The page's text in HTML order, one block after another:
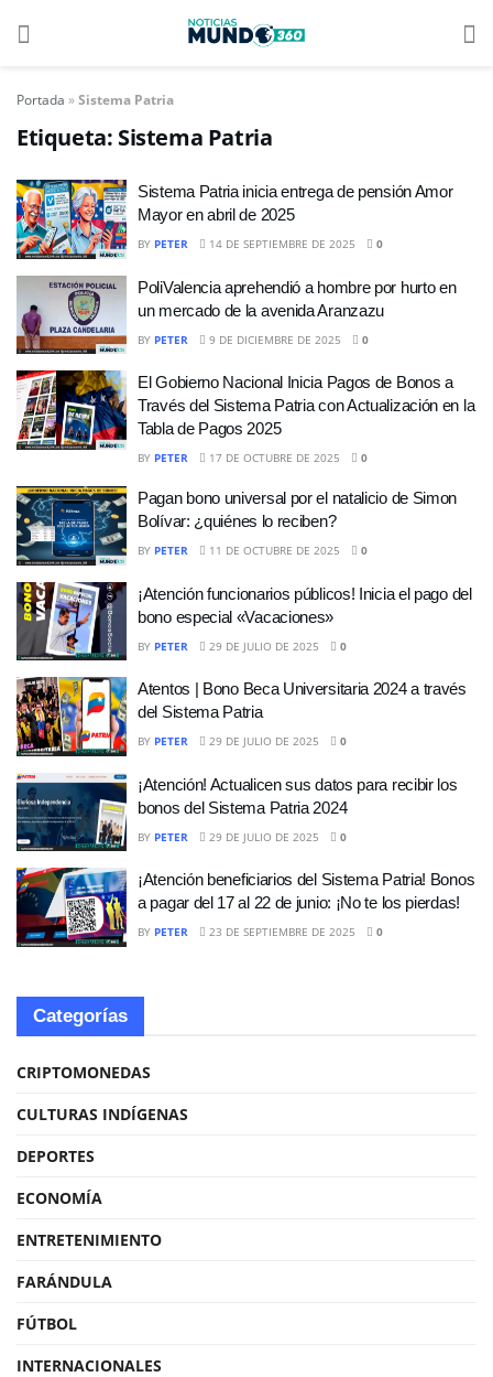
Portada »Sistema Patria
Etiqueta: Sistema Patria
Sistema Patria inicia entrega de pensión Amor
Mayor en abril de 2025
BY PETER 14 DE SEPTIEMBRE DE 2025 0
PoliValencia aprehendió a hombre por hurto en
un mercado de la avenida Aranzazu
BY PETER 9 DE DICIEMBRE DE 2025 0
El Gobierno Nacional Inicia Pagos de Bonos a
Través del Sistema Patria con Actualización en la
Tabla de Pagos 2025
BY PETER 17 DE OCTUBRE DE 2025 0
Pagan bono universal por el natalicio de Simon
Bolívar: ¿quiénes lo reciben?
BY PETER 11 DE OCTUBRE DE 2025 0
¡Atención funcionarios públicos! Inicia el pago del
bono especial «Vacaciones»
BY PETER 29 DE JULIO DE 2025 0
Atentos | Bono Beca Universitaria 2024 a través
del Sistema Patria
BY PETER 29 DE JULIO DE 2025 0
¡Atención! Actualicen sus datos para recibir los
bonos del Sistema Patria 2024
BY PETER 29 DE JULIO DE 2025 0
¡Atención beneficiarios del Sistema Patria! Bonos
a pagar del 17 al 22 de junio: ¡No te los pierdas!
BY PETER 23 DE SEPTIEMBRE DE 2025 0
Categorías
CRIPTOMONEDAS
CULTURAS INDÍGENAS
DEPORTES
ECONOMÍA
ENTRETENIMIENTO
FARÁNDULA
FÚTBOL
INTERNACIONALES